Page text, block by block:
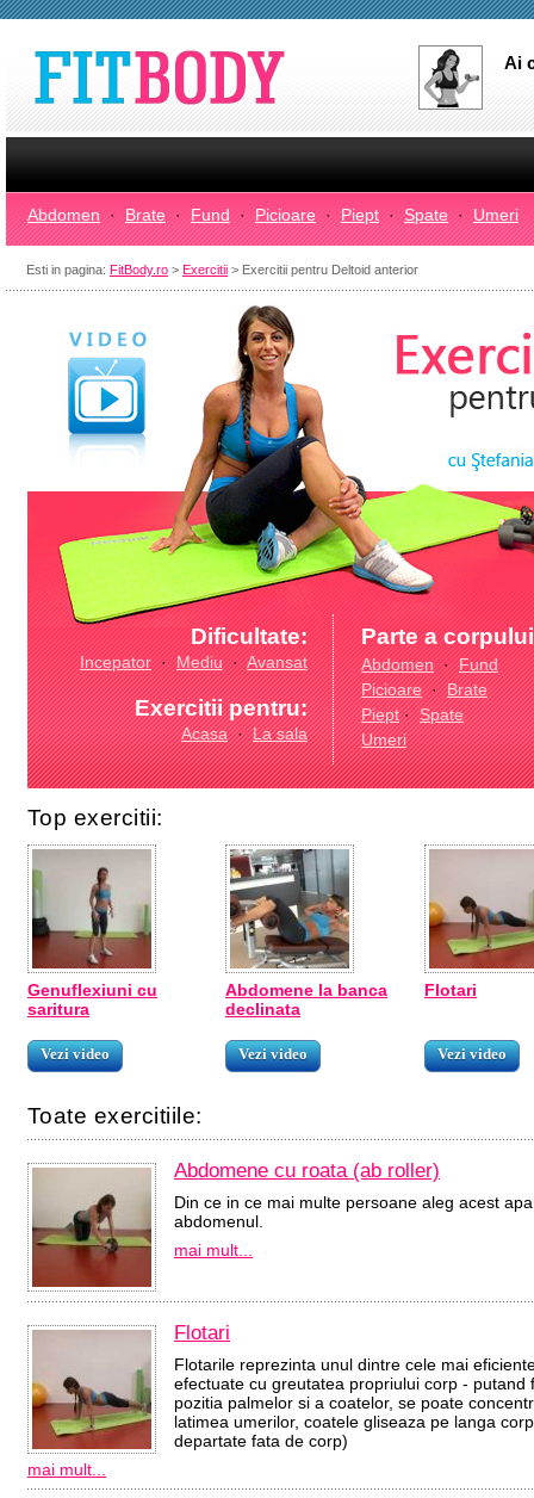
Ai
Abdomen · Brate · Fund · Picioare · Piept · Spate · Umeri
Esti in pagina: FitBody.ro > Exercitii > Exercitii pentru Deltoid anterior
Dificultate:
Incepator·Mediu·Avansat
Exercitii pentru:
Acasa·La sala
Parte a
Abdomen·Fund
Picioare·Brate
Piept·Spate
Umeri
Top exercitii:
Genuflexiuni cu
saritura
Vezi video
Abdomene la banca
declinata
Vezi video
Flotari
Vezi video
Toate exercitiile:
Abdomene cu roata (ab roller)
Din ce in ce mai multe persoane aleg acest
abdomenul.
mai mult...
Flotari
Flotarile reprezinta unul dintre cele mai
efectuate cu greutatea propriului corp -
pozitia palmelor si a coatelor, se poate
latimea umerilor, coatele gliseaza pe langa
departate fata de corp)
mai mult...